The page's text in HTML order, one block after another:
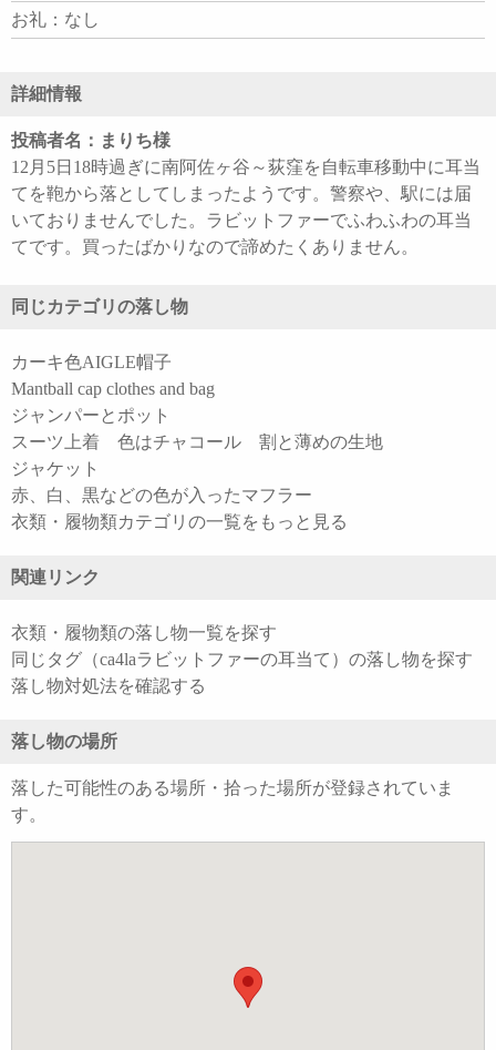
お礼：なし
詳細情報
投稿者名：まりち様
12月5日18時過ぎに南阿佐ヶ谷～荻窪を自転車移動中に耳当
てを鞄から落としてしまったようです。警察や、駅には届
いておりませんでした。ラビットファーでふわふわの耳当
てです。買ったばかりなので諦めたくありません。
同じカテゴリの落し物
カーキ色AIGLE帽子
Mantball cap clothes and bag
ジャンパーとポット
スーツ上着 色はチャコール 割と薄めの生地
ジャケット
赤、白、黒などの色が入ったマフラー
衣類・履物類カテゴリの一覧をもっと見る
関連リンク
衣類・履物類の落し物一覧を探す
同じタグ（ca4laラビットファーの耳当て）の落し物を探す
落し物対処法を確認する
落し物の場所
落した可能性のある場所・拾った場所が登録されていま
す。